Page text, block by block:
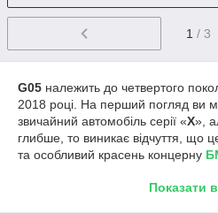
1 / 3
G05 належить до четвертого
2018 році. На перший погляд ви
звичайний автомобіль серії «Х»,
глибше, то виникає відчуття, що
та особливий красень концерну
Підрулювання всіма колесами,
Показати